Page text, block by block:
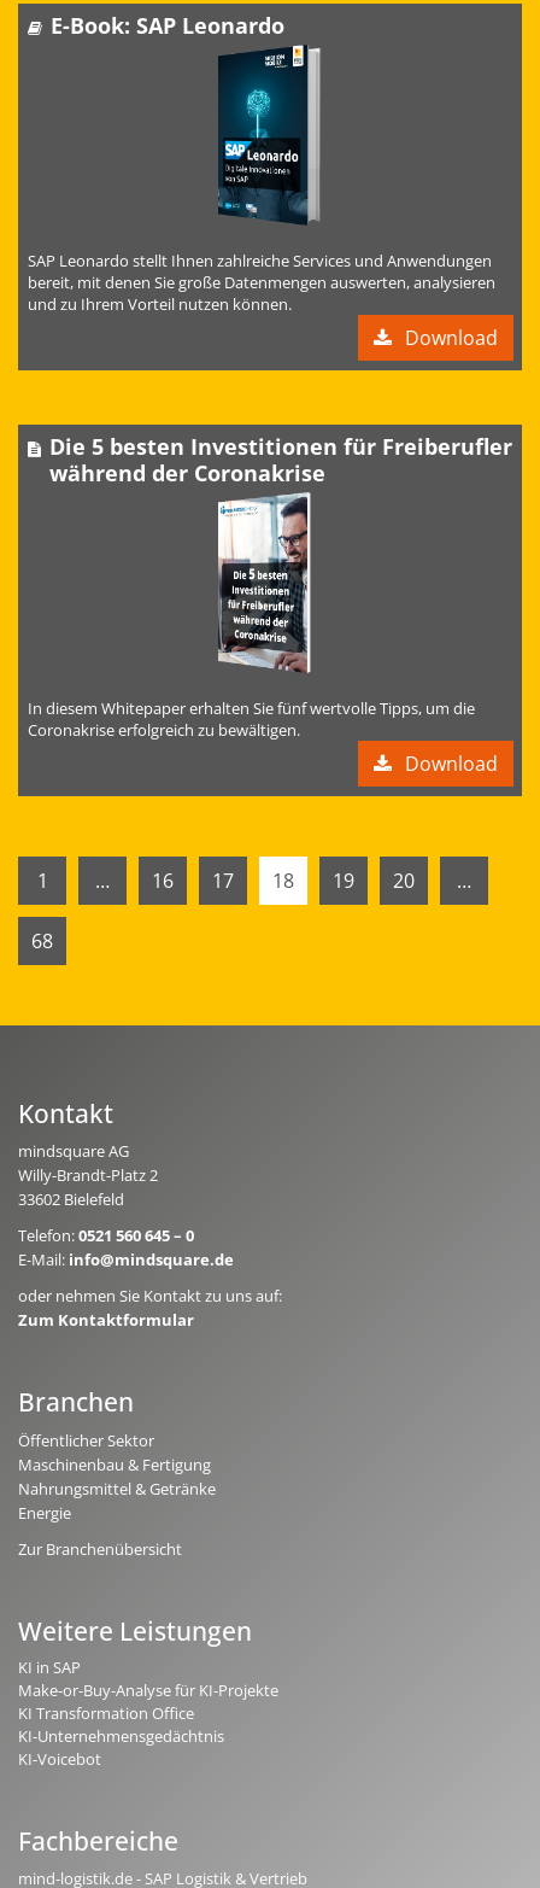
E-Book: SAP Leonardo
SAP Leonardo stellt Ihnen zahlreiche Services und Anwendungen
bereit, mit denen Sie große Datenmengen auswerten, analysieren
und zu Ihrem Vorteil nutzen können.
Download
Die 5 besten Investitionen für Freiberufler
während der Coronakrise
In diesem Whitepaper erhalten Sie fünf wertvolle Tipps, um die
Coronakrise erfolgreich zu bewältigen.
Download
1 … 16 17 18 19 20 …
68
Kontakt
mindsquare AG
Willy-Brandt-Platz 2
33602 Bielefeld
Telefon:0521 560 645 – 0
E-Mail: info@mindsquare.de
oder nehmen Sie Kontakt zu uns auf:
Zum Kontaktformular
Branchen
Öffentlicher Sektor
Maschinenbau & Fertigung
Nahrungsmittel & Getränke
Energie
Zur Branchenübersicht
Weitere Leistungen
KI in SAP
Make-or-Buy-Analyse für KI-Projekte
KI Transformation Office
KI-Unternehmensgedächtnis
KI-Voicebot
Fachbereiche
mind-logistik.de - SAP Logistik & Vertrieb